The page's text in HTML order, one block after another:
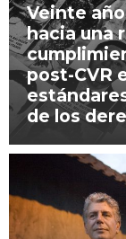
Veinte
hacia una
post-CVR
de los